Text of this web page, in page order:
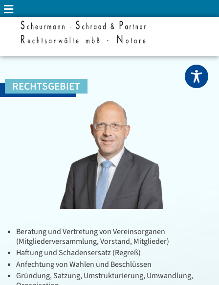
RECHTSGEBIET
VEREINSRECHT
Beratung und Vertretung von Vereinsorganen
(Mitgliederversammlung, Vorstand, Mitglieder)
Haftung und Schadensersatz (Regreß)
Anfechtung von Wahlen und Beschlüssen
Gründung, Satzung, Umstrukturierung, Umwandlung,